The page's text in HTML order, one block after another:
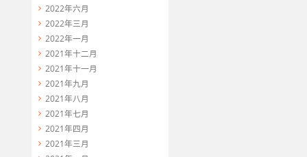
2022年六月
2022年三月
2022年一月
2021年十二月
2021年十一月
2021年九月
2021年八月
2021年七月
2021年四月
2021年三月